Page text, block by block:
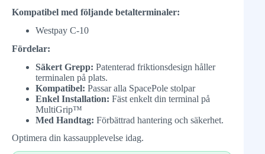
Kompatibel med följande betalterminaler:
Westpay C-10
Fördelar:
Säkert Grepp: Patenterad friktionsdesign håller
terminalen på plats.
Kompatibel: Passar alla SpacePole stolpar
Enkel Installation: Fäst enkelt din terminal på
MultiGrip™
Med Handtag: Förbättrad hantering och säkerhet.
Optimera din kassaupplevelse idag.